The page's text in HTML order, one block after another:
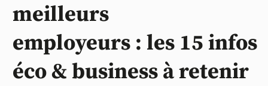
meilleurs
employeurs : les 15 infos
éco & business à retenir